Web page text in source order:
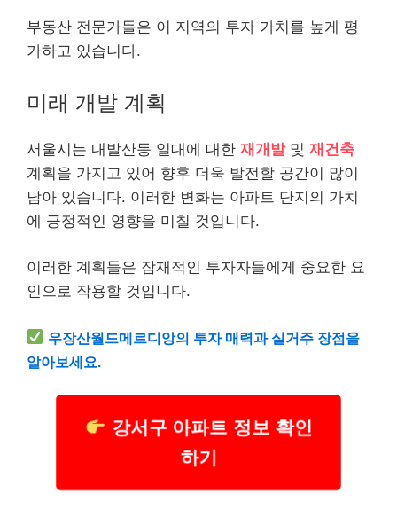
부동산 전문가들은 이 지역의 투자 가치를 높게 평
가하고 있습니다.
미래 개발 계획
서울시는 내발산동 일대에 대한 재개발및 재건축
계획을 가지고 있어 향후 더욱 발전할 공간이 많이
남아 있습니다. 이러한 변화는 아파트 단지의 가치
에 긍정적인 영향을 미칠 것입니다.
이러한 계획들은 잠재적인 투자자들에게 중요한 요
인으로 작용할 것입니다.
우장산월드메르디앙의 투자 매력과 실거주 장점을
알아보세요.
강서구 아파트 정보 확인
하기